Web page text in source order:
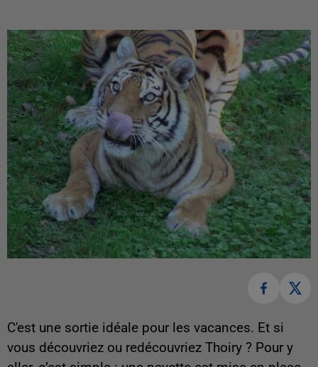
C'est une sortie idéale pour les vacances. Et si
vous découvriez ou redécouvriez Thoiry ? Pour y